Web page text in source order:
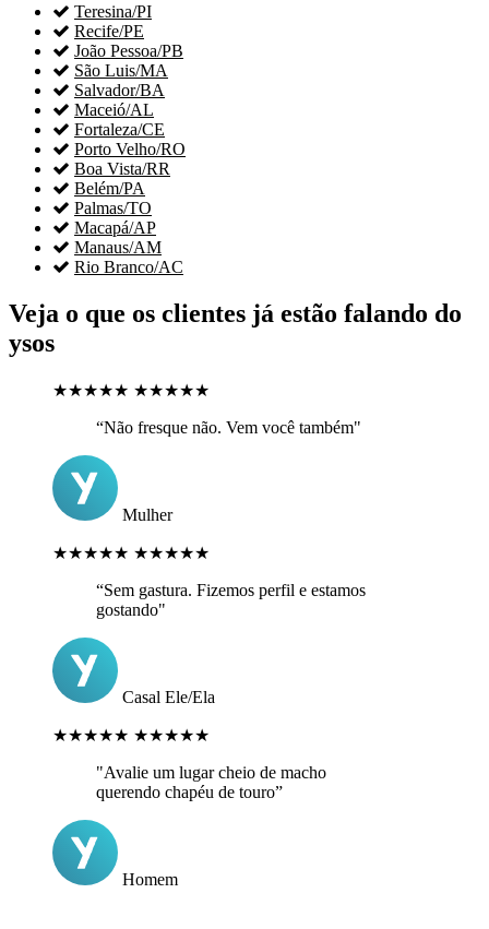
 Teresina/PI
 Recife/PE
 João Pessoa/PB
 São Luis/MA
 Salvador/BA
 Maceió/AL
 Fortaleza/CE
 Porto Velho/RO
 Boa Vista/RR
 Belém/PA
 Palmas/TO
 Macapá/AP
 Manaus/AM
 Rio Branco/AC
Veja o que os clientes já estão falando do
ysos
★★★★★ ★★★★★
“Não fresque não. Vem você também"
Mulher
★★★★★ ★★★★★
“Sem gastura. Fizemos perfil e estamos
gostando"
Casal Ele/Ela
★★★★★ ★★★★★
"Avalie um lugar cheio de macho
querendo chapéu de touro”
Homem